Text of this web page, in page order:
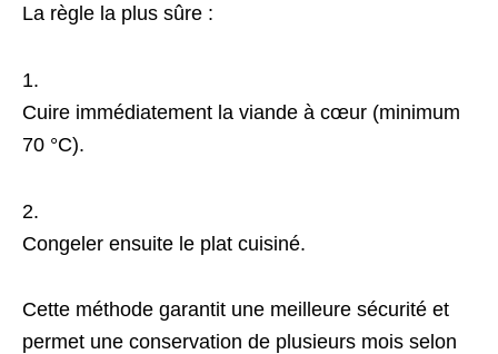
La règle la plus sûre :
Cuire immédiatement la viande à cœur (minimum
70 °C).
Congeler ensuite le plat cuisiné.
Cette méthode garantit une meilleure sécurité et
permet une conservation de plusieurs mois selon